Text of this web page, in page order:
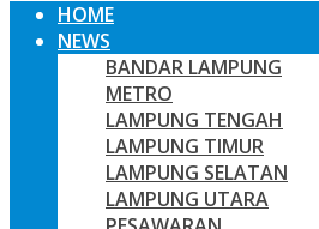
HOME
NEWS
BANDAR LAMPUNG
METRO
LAMPUNG TENGAH
LAMPUNG TIMUR
LAMPUNG SELATAN
LAMPUNG UTARA